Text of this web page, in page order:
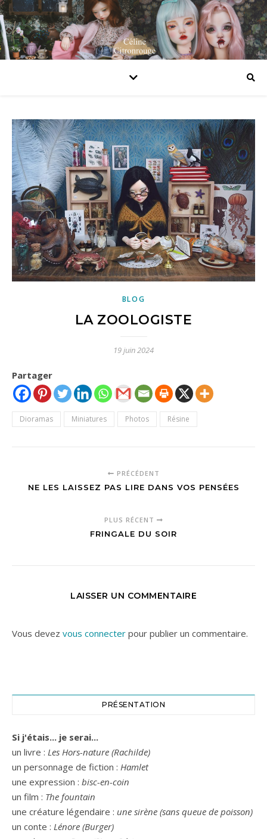
BLOG
LA ZOOLOGISTE
19 juin 2024
Partager
Dioramas Miniatures Photos Résine
PRÉCÉDENT
NE LES LAISSEZ PAS LIRE DANS VOS PENSÉES
PLUS RÉCENT
FRINGALE DU SOIR
LAISSER UN COMMENTAIRE
Vous devez vous connecter pour publier un commentaire.
PRÉSENTATION
Si j'étais... je serai...
un livre : Les Hors-nature (Rachilde)
un personnage de fiction : Hamlet
une expression : bisc-en-coin
un film : The fountain
une créature légendaire : une sirène (sans queue de poisson)
un conte : Lénore (Burger)